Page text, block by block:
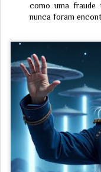
como uma fraude
nunca foram